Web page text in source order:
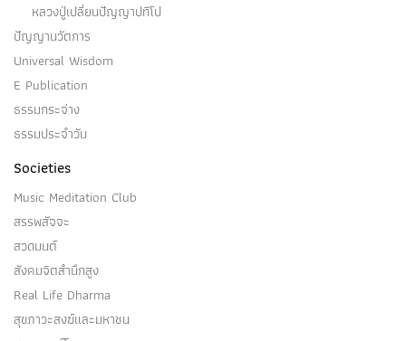
หลวงปู่เปลี่ยนปัญญาปทีโป
ปัญญานวัตการ
Universal Wisdom
E Publication
ธรรมกระจ่าง
ธรรมประจำวัน
Societies
Music Meditation Club
สรรพสัจจะ
สวดมนต์
สังคมจิตสำนึกสูง
Real Life Dharma
สุขภาวะสงฆ์และมหาชน